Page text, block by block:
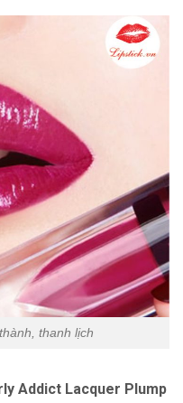
thanh lịch
Addict Lacquer Plump